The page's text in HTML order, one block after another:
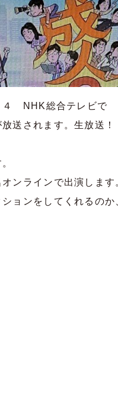
４ NHK総合テレビで
送されます。生放送！
ンラインで出演します
ョンをしてくれるのか